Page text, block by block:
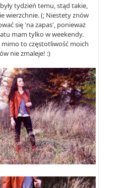
tydzień temu, stąd takie,
wierzchnie. (; Niestety znów
się 'na zapas', ponieważ
mam tylko w weekendy.
mimo to częstotliwość moich
nie zmaleje! :)